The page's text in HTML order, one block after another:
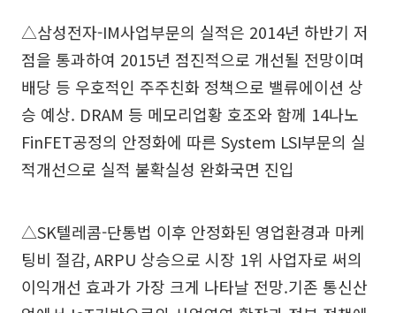
△삼성전자-IM사업부문의 실적은 2014년 하반기 저
점을 통과하여 2015년 점진적으로 개선될 전망이며
배당 등 우호적인 주주친화 정책으로 밸류에이션 상
승 예상. DRAM 등 메모리업황 호조와 함께 14나노
FinFET공정의 안정화에 따른 System LSI부문의 실
적개선으로 실적 불확실성 완화국면 진입
△SK텔레콤-단통법 이후 안정화된 영업환경과 마케
팅비 절감, ARPU 상승으로 시장 1위 사업자로 써의
이익개선 효과가 가장 크게 나타날 전망.기존 통신산